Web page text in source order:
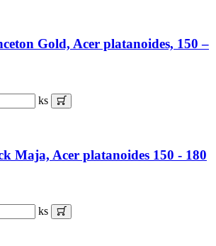
Gold, Acer platanoides, 150 –
ks
Maja, Acer platanoides 150 - 180
ks